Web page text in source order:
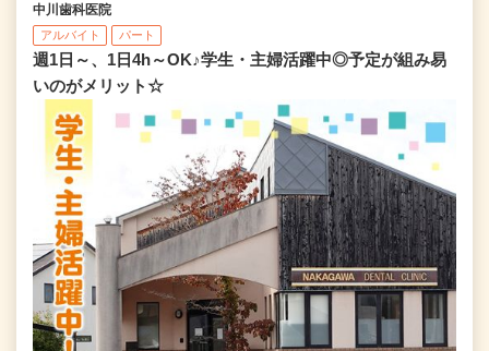
中川歯科医院
アルバイト パート
週1日～、1日4h～OK♪学生・主婦活躍中◎予定が組み易
いのがメリット☆